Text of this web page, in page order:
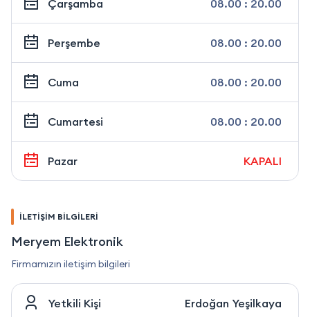
Çarşamba 08.00 : 20.00
Perşembe 08.00 : 20.00
Cuma 08.00 : 20.00
Cumartesi 08.00 : 20.00
Pazar KAPALI
İLETİŞİM BİLGİLERİ
Meryem Elektronik
Firmamızın iletişim bilgileri
Yetkili Kişi Erdoğan Yeşilkaya